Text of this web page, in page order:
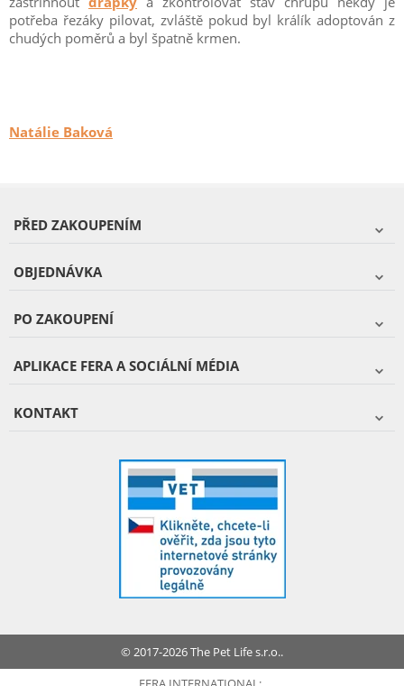
potřeba řezáky pilovat, zvláště pokud byl králík adoptován z
chudých poměrů a byl špatně krmen.
Natálie Baková
PŘED ZAKOUPENÍM
OBJEDNÁVKA
PO ZAKOUPENÍ
APLIKACE FERA A SOCIÁLNÍ MÉDIA
KONTAKT
© 2017-2026 The Pet Life s.r.o..